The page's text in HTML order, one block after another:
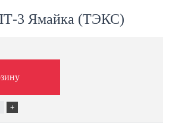
3 Ямайка (ТЭКС)